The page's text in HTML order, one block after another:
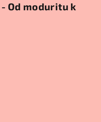
Od moduritu k